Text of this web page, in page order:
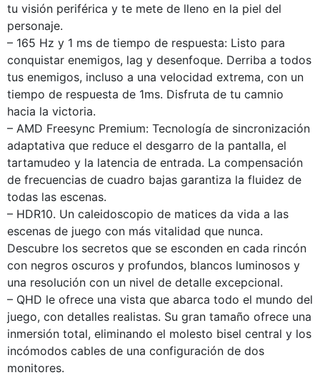
tu visión periférica y te mete de lleno en la piel del
personaje.
– 165 Hz y 1 ms de tiempo de respuesta: Listo para
conquistar enemigos, lag y desenfoque. Derriba a todos
tus enemigos, incluso a una velocidad extrema, con un
tiempo de respuesta de 1ms. Disfruta de tu camnio
hacia la victoria.
– AMD Freesync Premium: Tecnología de sincronización
adaptativa que reduce el desgarro de la pantalla, el
tartamudeo y la latencia de entrada. La compensación
de frecuencias de cuadro bajas garantiza la fluidez de
todas las escenas.
– HDR10. Un caleidoscopio de matices da vida a las
escenas de juego con más vitalidad que nunca.
Descubre los secretos que se esconden en cada rincón
con negros oscuros y profundos, blancos luminosos y
una resolución con un nivel de detalle excepcional.
– QHD le ofrece una vista que abarca todo el mundo del
juego, con detalles realistas. Su gran tamaño ofrece una
inmersión total, eliminando el molesto bisel central y los
incómodos cables de una configuración de dos
monitores.